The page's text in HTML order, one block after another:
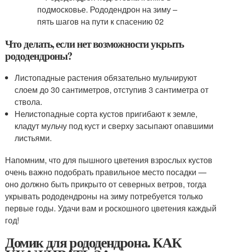
Что делать, если нет возможности укрыть
рододендроны?
Листопадные растения обязательно мульчируют
слоем до 30 сантиметров, отступив 3 сантиметра от
ствола.
Нелистопадные сорта кустов пригибают к земле,
кладут мульчу под куст и сверху засыпают опавшими
листьями.
Напомним, что для пышного цветения взрослых кустов
очень важно подобрать правильное место посадки —
оно должно быть прикрыто от северных ветров, тогда
укрывать рододендроны на зиму потребуется только
первые годы. Удачи вам и роскошного цветения каждый
год!
Домик для рододендрона. КАК